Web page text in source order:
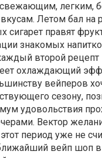
легким,
Летом бал на
сигарет правят
знакомых
второй рецепт
охлаждающий
вейперов
сезону,
удовольствия
Вектор
период уже не
вейп шоп в